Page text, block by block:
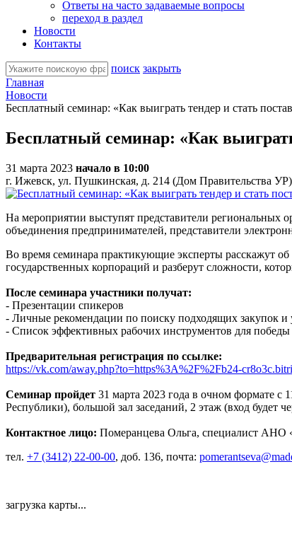
Ответы на часто задаваемые вопросы
переход в раздел
Новости
Контакты
поиск закрыть
Главная
Новости
Бесплатный семинар: «Как выиграть тендер и стать
Бесплатный семинар: «Как
31 марта 2023 начало в 10:00
г. Ижевск, ул. Пушкинская, д. 214 (Дом Правительства УР)
На мероприятии выступят представители
объединения предпринимателей, представители
Во время семинара практикующие эксперты расскажут об
государственных корпораций и разберут сложности,
После семинара участники получат:
- Презентации спикеров
- Личные рекомендации по поиску подходящих закупок и
- Список эффективных рабочих инструментов для победы
Предварительная регистрация по ссылке:
https://vk.com/away.php?to=https%3A%2F%2Fb24-
Семинар пройдет 31 марта 2023 года в очном формате c
Республики), большой зал заседаний, 2 этаж (вход будет
Контактное лицо: Померанцева Ольга, специалист АНО
тел. +7 (3412) 22-00-00, доб. 136, почта:
загрузка карты...